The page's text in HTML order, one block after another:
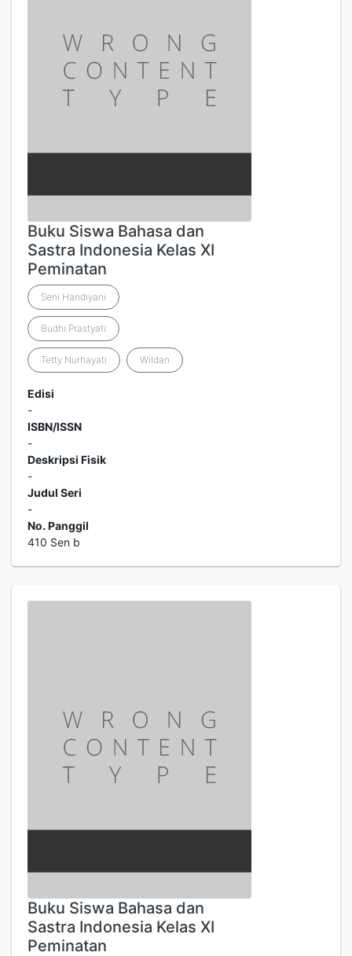
Buku Siswa Bahasa dan
Sastra Indonesia Kelas XI
Peminatan
Seni Handiyani
Budhi Prastyati
Tetty Nurhayati Wildan
Edisi
-
ISBN/ISSN
-
Deskripsi Fisik
-
Judul Seri
-
No. Panggil
410 Sen b
Buku Siswa Bahasa dan
Sastra Indonesia Kelas XI
Peminatan